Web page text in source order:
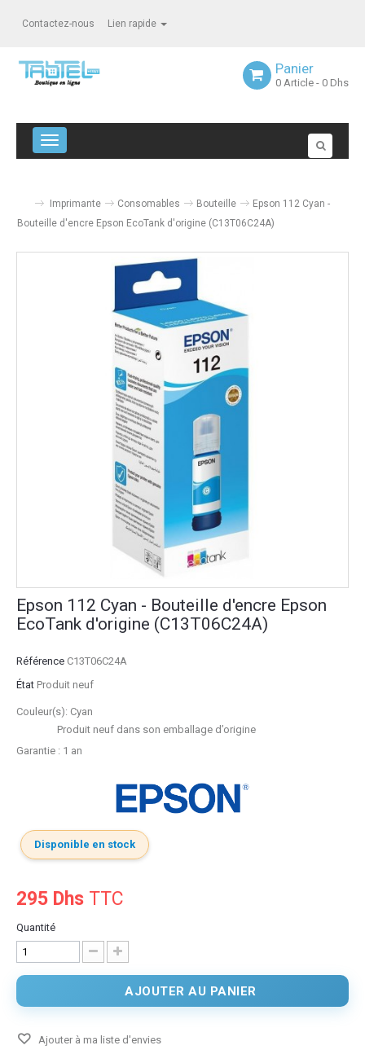
Contactez-nous Lien rapide
Panier
0 Article - 0 Dhs
Navigation bascule
Imprimante Consomables Bouteille
Epson 112 Cyan -
Bouteille d'encre Epson EcoTank d'origine (C13T06C24A)
Epson 112 Cyan - Bouteille d'encre Epson
EcoTank d'origine (C13T06C24A)
Référence C13T06C24A
État Produit neuf
Couleur(s): Cyan
Produit neuf dans son emballage d’origine
Garantie : 1 an
Disponible en stock
295 Dhs TTC
Quantité
AJOUTER AU PANIER
Ajouter à ma liste d'envies